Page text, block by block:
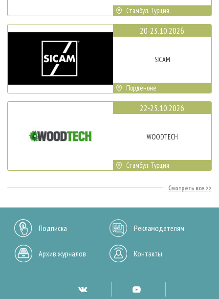
Стамбул, Турция
20-23.10.2026
SICAM
Порденоне
22-25.10.2026
WOODTECH
Стамбул, Турция
Смотреть все
Подписка Рекламодателям
Архив журналов Контакты